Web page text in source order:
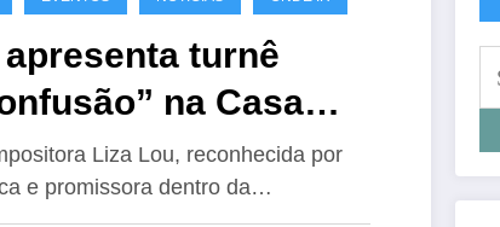
turnê
na Casa
Belo Horizonte
Liza Lou, reconhecida por
e promissora dentro da…